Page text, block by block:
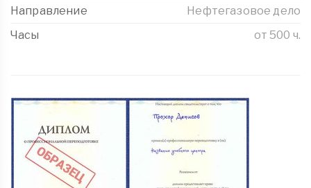
Направление
Нефтегазовое дело
Часы
от 500 ч.